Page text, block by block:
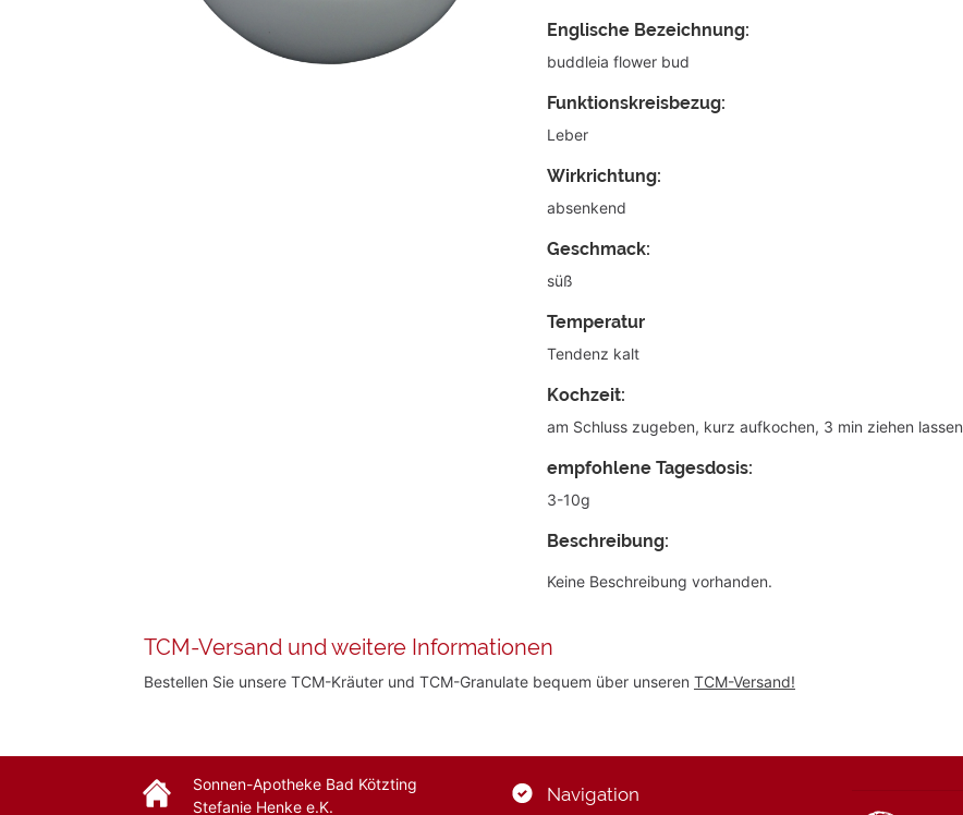
Englische Bezeichnung:
buddleia flower bud
Funktionskreisbezug:
Leber
Wirkrichtung:
absenkend
Geschmack:
süß
Temperatur
Tendenz kalt
Kochzeit:
am Schluss zugeben, kurz aufkochen, 3 min ziehen lassen
empfohlene Tagesdosis:
3-10g
Beschreibung:
Keine Beschreibung vorhanden.
TCM-Versand und weitere Informationen
Bestellen Sie unsere TCM-Kräuter und TCM-Granulate bequem über unseren TCM-Versand!
Sonnen-Apotheke Bad Kötzting
Stefanie Henke e.K.
Navigation